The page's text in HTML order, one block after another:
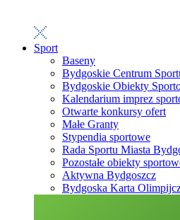
Sport
Baseny
Bydgoskie Centrum
Bydgoskie Obiekty
Kalendarium imprez
Otwarte konkursy ofert
Małe Granty
Stypendia sportowe
Rada Sportu Miasta
Pozostałe obiekty
Aktywna Bydgoszcz
Bydgoska Karta